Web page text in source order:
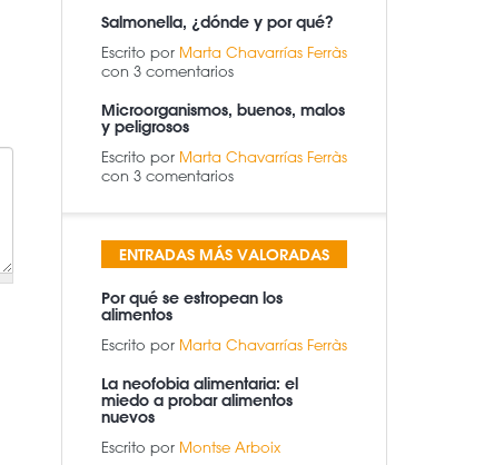
Salmonella, ¿dónde y por qué?
Escrito por Marta Chavarrías Ferràs
con 3 comentarios
Microorganismos, buenos, malos
y peligrosos
Escrito por Marta Chavarrías Ferràs
con 3 comentarios
ENTRADAS MÁS VALORADAS
Por qué se estropean los
alimentos
Escrito por Marta Chavarrías Ferràs
La neofobia alimentaria: el
miedo a probar alimentos
nuevos
Escrito por Montse Arboix